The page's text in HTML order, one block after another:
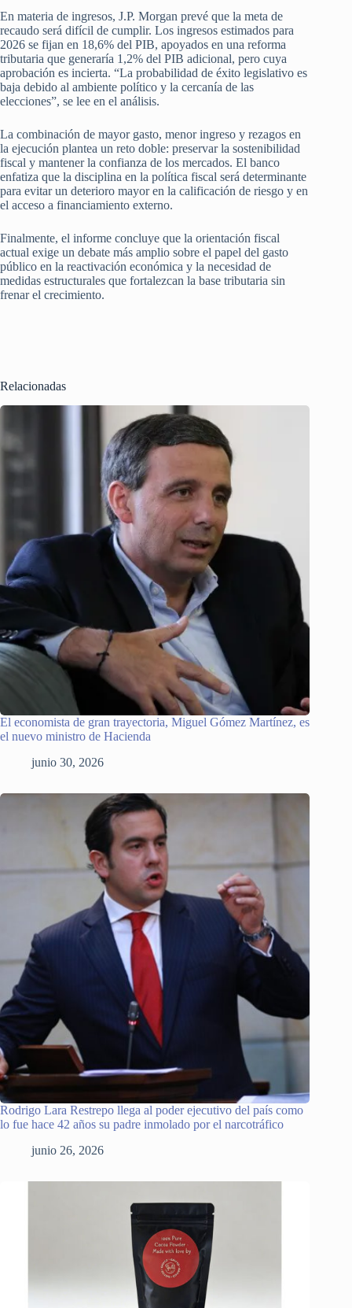
En materia de ingresos, J.P. Morgan prevé que la meta de
recaudo será difícil de cumplir. Los ingresos estimados para
2026 se fijan en 18,6% del PIB, apoyados en una reforma
tributaria que generaría 1,2% del PIB adicional, pero cuya
aprobación es incierta. “La probabilidad de éxito legislativo es
baja debido al ambiente político y la cercanía de las
elecciones”, se lee en el análisis.
La combinación de mayor gasto, menor ingreso y rezagos en
la ejecución plantea un reto doble: preservar la sostenibilidad
fiscal y mantener la confianza de los mercados. El banco
enfatiza que la disciplina en la política fiscal será determinante
para evitar un deterioro mayor en la calificación de riesgo y en
el acceso a financiamiento externo.
Finalmente, el informe concluye que la orientación fiscal
actual exige un debate más amplio sobre el papel del gasto
público en la reactivación económica y la necesidad de
medidas estructurales que fortalezcan la base tributaria sin
frenar el crecimiento.
Relacionadas
El economista de gran trayectoria, Miguel Gómez Martínez, es
el nuevo ministro de Hacienda
junio 30, 2026
Rodrigo Lara Restrepo llega al poder ejecutivo del país como
lo fue hace 42 años su padre inmolado por el narcotráfico
junio 26, 2026